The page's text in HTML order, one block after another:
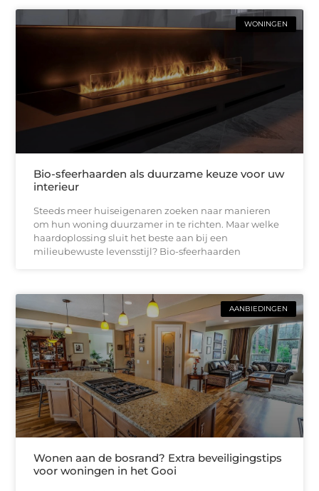
WONINGEN
Bio-sfeerhaarden als duurzame keuze voor uw
interieur
Steeds meer huiseigenaren zoeken naar manieren
om hun woning duurzamer in te richten. Maar welke
haardoplossing sluit het beste aan bij een
milieubewuste levensstijl? Bio-sfeerhaarden
AANBIEDINGEN
Wonen aan de bosrand? Extra beveiligingstips
voor woningen in het Gooi